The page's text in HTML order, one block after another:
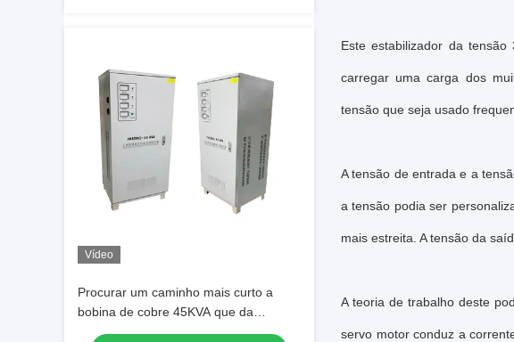
Vídeo
Procurar um caminho mais curto a
bobina de cobre 45KVA que da
proteção a auto C.A. compensou o
Este estabilizador da
carregar uma carga dos
tensão que seja usado
A tensão de entrada e a
a tensão podia ser
mais estreita. A tensão da
A teoria de trabalho deste
servo motor conduz a